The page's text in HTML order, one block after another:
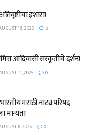
इशारा!
16, 2025 0
आदिवासी संस्कृतीचे दर्शन!
11, 2025 0
मराठी नाट्य परिषद
मान्यता
8, 2025 0